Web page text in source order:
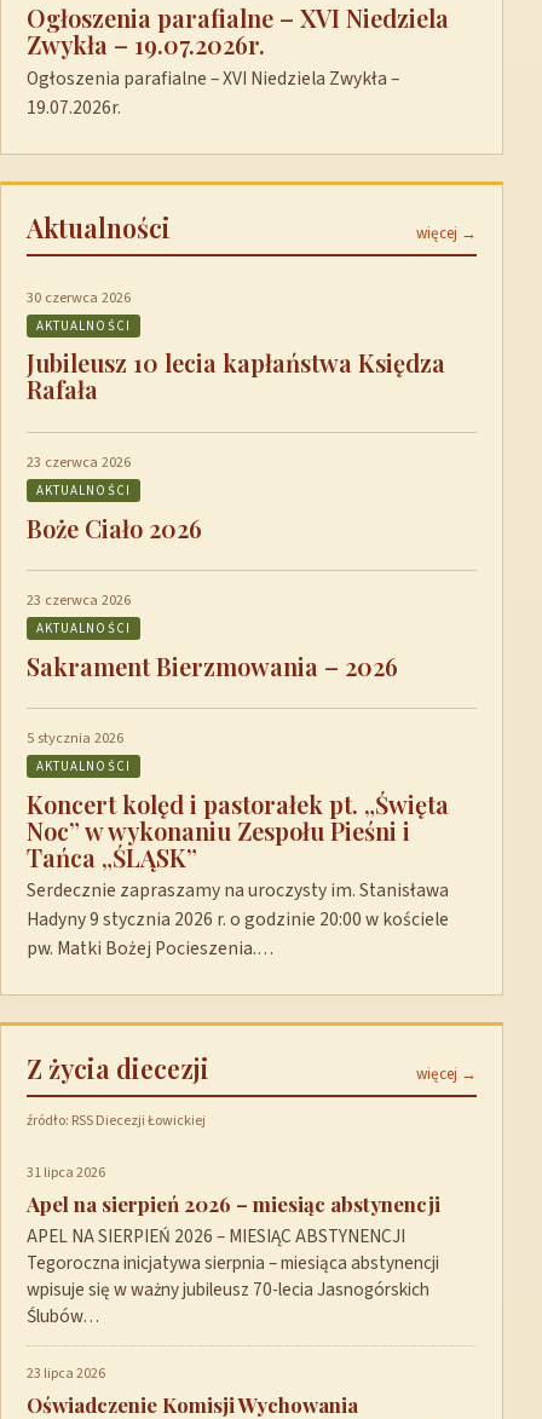
Ogłoszenia parafialne – XVI Niedziela
Zwykła – 19.07.2026r.
Ogłoszenia parafialne – XVI Niedziela Zwykła –
19.07.2026r.
Aktualności więcej →
30 czerwca 2026
AKTUALNOŚCI
Jubileusz 10 lecia kapłaństwa Księdza
Rafała
23 czerwca 2026
AKTUALNOŚCI
Boże Ciało 2026
23 czerwca 2026
AKTUALNOŚCI
Sakrament Bierzmowania – 2026
5 stycznia 2026
AKTUALNOŚCI
Koncert kolęd i pastorałek pt. „Święta
Noc” w wykonaniu Zespołu Pieśni i
Tańca „ŚLĄSK”
Serdecznie zapraszamy na uroczysty im. Stanisława
Hadyny 9 stycznia 2026 r. o godzinie 20:00 w kościele
pw. Matki Bożej Pocieszenia.…
Z życia diecezji więcej →
źródło: RSS Diecezji Łowickiej
31 lipca 2026
Apel na sierpień 2026 – miesiąc abstynencji
APEL NA SIERPIEŃ 2026 – MIESIĄC ABSTYNENCJI
Tegoroczna inicjatywa sierpnia – miesiąca abstynencji
wpisuje się w ważny jubileusz 70-lecia Jasnogórskich
Ślubów…
23 lipca 2026
Oświadczenie Komisji Wychowania